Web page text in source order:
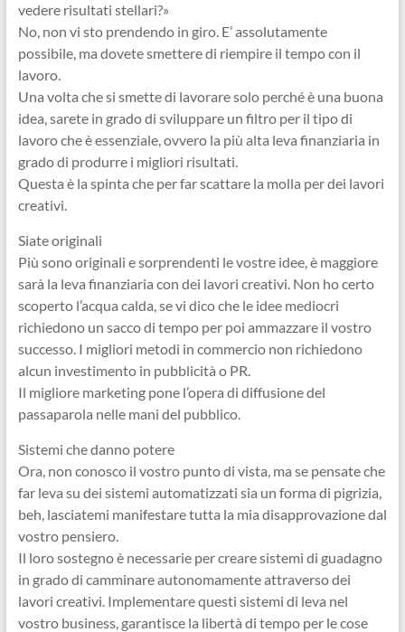
vedere risultati stellari?»
No, non vi sto prendendo in giro. E’ assolutamente
possibile, ma dovete smettere di riempire il tempo con il
lavoro.
Una volta che si smette di lavorare solo perché è una buona
idea, sarete in grado di sviluppare un filtro per il tipo di
lavoro che è essenziale, ovvero la più alta leva finanziaria in
grado di produrre i migliori risultati.
Questa è la spinta che per far scattare la molla per dei lavori
creativi.
Siate originali
Più sono originali e sorprendenti le vostre idee, è maggiore
sarà la leva finanziaria con dei lavori creativi. Non ho certo
scoperto l’acqua calda, se vi dico che le idee mediocri
richiedono un sacco di tempo per poi ammazzare il vostro
successo. I migliori metodi in commercio non richiedono
alcun investimento in pubblicità o PR.
Il migliore marketing pone l’opera di diffusione del
passaparola nelle mani del pubblico.
Sistemi che danno potere
Ora, non conosco il vostro punto di vista, ma se pensate che
far leva su dei sistemi automatizzati sia un forma di pigrizia,
beh, lasciatemi manifestare tutta la mia disapprovazione dal
vostro pensiero.
Il loro sostegno è necessarie per creare sistemi di guadagno
in grado di camminare autonomamente attraverso dei
lavori creativi. Implementare questi sistemi di leva nel
vostro business, garantisce la libertà di tempo per le cose